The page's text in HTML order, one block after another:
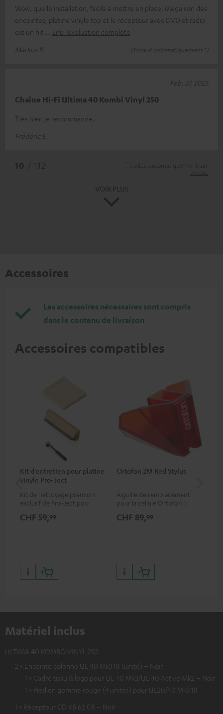
Wow, quelle installation, facile à mettre en place. Mega son des
enceintes, platine vinyle top et le récepteur avec DVD et radio
est un hit
Lire l’évaluation complète
Markus B.
(Traduit automatiquement *)
Chaîne Hi-Fi Ultima 40 Kombi Vinyl 250
Très bien je recommande.
Frédéric E.
Feb. 27, 2025
Accessoires
Les accessoires nécessaires sont compris
dans le contenu de livraison
Accessoires compatibles
Kit d'entretien pour platine
vinyle Pro-Ject
Kit de nettoyage premium
exclusif de Pro-Ject pour
disponible uniquement sur le
CHF 59,99
Ortofon 2M Red Stylus
Aiguille de remplacement
pour la cellule Ortofon 2M
CHF 89,99
Matériel inclus
ULTIMA 40 KOMBO VINYL 250
2 × Enceinte colonne UL 40 Mk3 18 (unité) – Noir
1 × Cadre tissu & logo pour UL 40 Mk3/UL 40 Active Mk2 – Noir
1 × Pied en gomme rouge (4 unités) pour UL20/40 Mk3 18
1 × Récepteur CD KB 62 CR – Noir